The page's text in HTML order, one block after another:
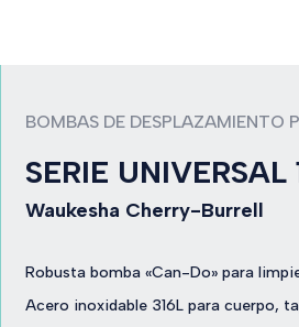
BOMBAS DE DESPLAZAMIENTO
SERIE UNIVERSAL
Waukesha Cherry-Burrell
Robusta bomba «Can-Do» para
Acero inoxidable 316L para cuerpo,